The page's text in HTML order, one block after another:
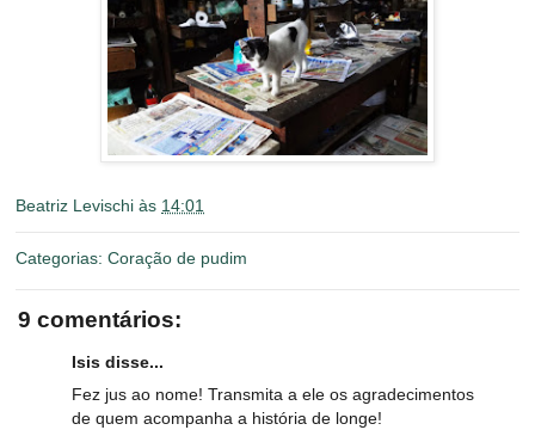
Beatriz Levischi às 14:01
Categorias: Coração de pudim
9 comentários:
Isis disse...
Fez jus ao nome! Transmita a ele os agradecimentos
de quem acompanha a história de longe!